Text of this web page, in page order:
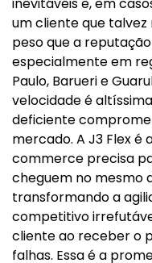
um cliente que talvez
peso que a
especialmente em
Paulo, Barueri e
velocidade é
deficiente
mercado. A J3 Flex é
commerce precisa
cheguem no mesmo
transformando a
competitivo
cliente ao receber o
falhas. Essa é a